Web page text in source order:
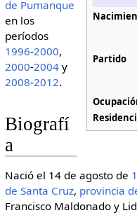
Partido
de Pumanque
en los
períodos
1996-2000,
2000-2004y
2008-2012.
Biografí
a
Nació el 14 de agosto de
de Santa Cruz, provincia
Francisco Maldonado y